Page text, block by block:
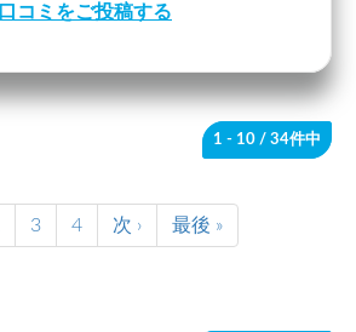
口コミをご投稿する
1 - 10 / 34件中
3 4 次 › 最後 »